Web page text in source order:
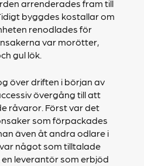
arrenderades fram till
byggdes kostallar om
renodlades för
var morötter,
gul lök.
över driften i början av
övergång till att
råvaror. Först var det
som förpackades
även åt andra odlare i
något som tilltalade
leverantör som erbjöd